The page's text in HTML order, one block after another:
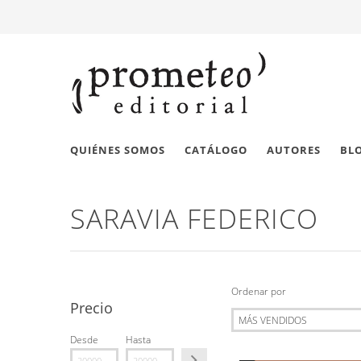
QUIÉNES SOMOS CATÁLOGO AUTORES
SARAVIA FEDERICO
Precio
Desde Hasta
Ordenar por